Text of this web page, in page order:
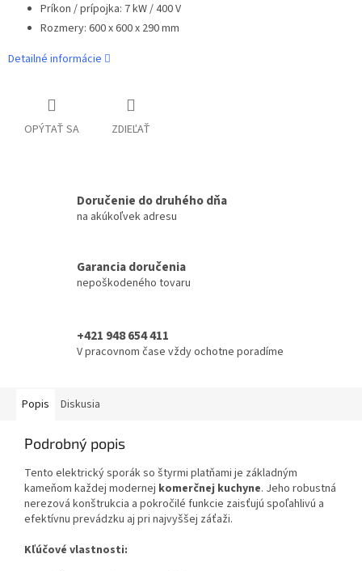
Príkon / prípojka: 7 kW / 400 V
Rozmery: 600 x 600 x 290 mm
Detailné informácie
OPÝTAŤ SA ZDIEĽAŤ
Doručenie do druhého dňa
na akúkoľvek adresu
Garancia doručenia
nepoškodeného tovaru
+421 948 654 411
V pracovnom čase vždy ochotne poradíme
Popis Diskusia
Podrobný popis
Tento elektrický sporák so štyrmi platňami je základným
kameňom každej modernej komerčnej kuchyne. Jeho robustná
nerezová konštrukcia a pokročilé funkcie zaisťujú spoľahlivú a
efektívnu prevádzku aj pri najvyššej záťaži.
Kľúčové vlastnosti: